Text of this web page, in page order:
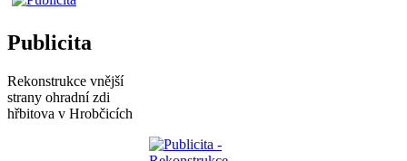
Publicita
Rekonstrukce vnější
strany ohradní zdi
hřbitova v Hrobčicích